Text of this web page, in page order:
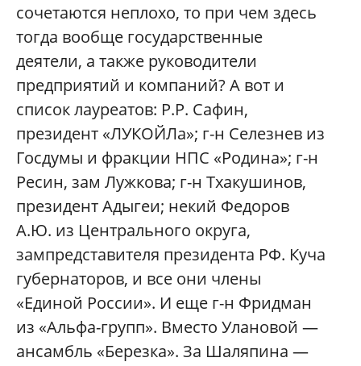
сочетаются неплохо, то при чем здесь
тогда вообще государственные
деятели, а также руководители
предприятий и компаний? А вот и
список лауреатов: Р.Р. Сафин,
президент «ЛУКОЙЛа»; г-н Селезнев из
Госдумы и фракции НПС «Родина»; г-н
Ресин, зам Лужкова; г-н Тхакушинов,
президент Адыгеи; некий Федоров
А.Ю. из Центрального округа,
зампредставителя президента РФ. Куча
губернаторов, и все они члены
«Единой России». И еще г-н Фридман
из «Альфа-групп». Вместо Улановой —
ансамбль «Березка». За Шаляпина —